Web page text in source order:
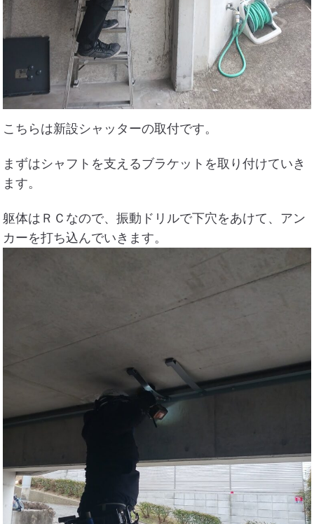
こちらは新設シャッターの取付です。
まずはシャフトを支えるブラケットを取り付けていき
ます。
躯体はＲＣなので、振動ドリルで下穴をあけて、アン
カーを打ち込んでいきます。